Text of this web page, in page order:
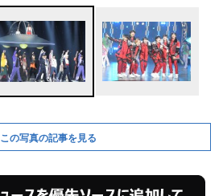
この写真の記事を見る